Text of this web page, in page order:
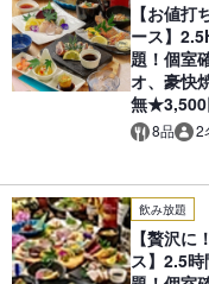
【お値打
ース】
題！個室
オ、豪快
無★3,500
8品 2
飲み放題
【贅沢に
ス】2.5